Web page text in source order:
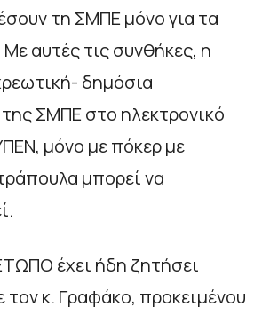
τη ΣΜΠΕ μόνο για τα
αυτές τις συνθήκες, η
δημόσια
ΣΜΠΕ στο ηλεκτρονικό
μόνο με πόκερ με
μπορεί να
έχει ήδη ζητήσει
τον κ. Γραφάκο, προκειμένου